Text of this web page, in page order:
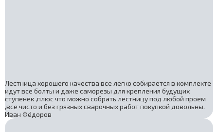
Лестница хорошего качества все легко собирается в комплекте
идут все болты и даже саморезы для крепления будущих
ступенек ,плюс что можно собрать лестницу под любой проем
,все чисто и без грязных сварочных работ покупкой довольны.
Иван Фёдоров